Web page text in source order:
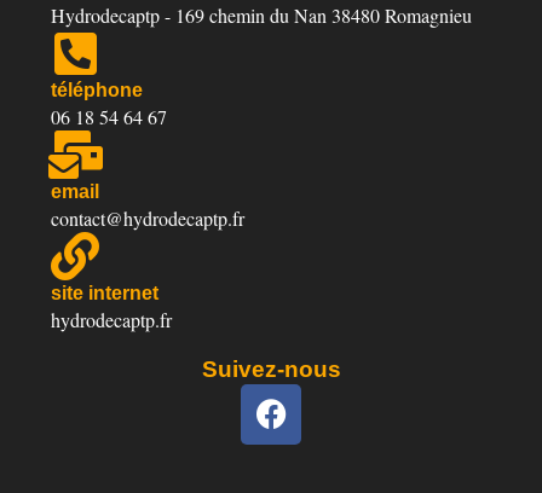
Hydrodecaptp - 169 chemin du Nan 38480 Romagnieu
téléphone
06 18 54 64 67
email
contact@hydrodecaptp.fr
site internet
hydrodecaptp.fr
Suivez-nous